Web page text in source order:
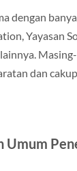
dengan
Yayasan
dan
Umum